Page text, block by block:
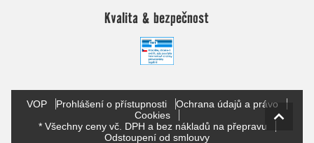
Kvalita & bezpečnost
VOP Prohlášení o přístupnosti
Ochrana údajů a právo
Cookies
* Všechny ceny vč. DPH a bez nákladů na přepravu
Odstoupení od smlouvy